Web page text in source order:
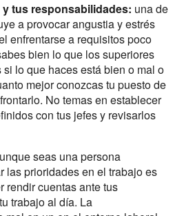
tus responsabilidades: una de
a provocar angustia y estrés
enfrentarse a requisitos poco
bien lo que los superiores
lo que haces está bien o mal o
mejor conozcas tu puesto de
No temas en establecer
con tus jefes y revisarlos
seas una persona
las prioridades en el trabajo es
rendir cuentas ante tus
trabajo al día. La